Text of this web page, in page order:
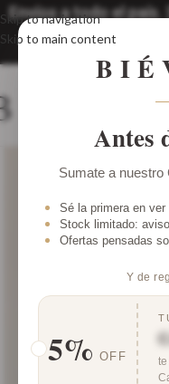
Antes
Sumate a nuestro
Sé la primera en
Stock limitado:
Ofertas pensadas
Y de
5% OFF
te
Skip to navigation
Skip to main content
Envíos a todo el